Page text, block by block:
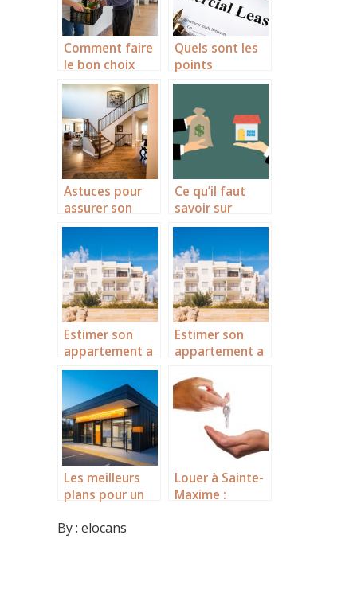
Comment faire
le bon choix
d’un EHPAD ?
Quels sont les
points
essentiels a
bail commercial
?
Astuces pour
assurer son
appartement
Ce qu’il faut
savoir sur
l’evaluation
immobiliere
Estimer son
appartement a
La Rochelle : les
astuces
incontournable
s
Estimer son
appartement a
astuces
incontournable
Les meilleurs
plans pour un
Nantes pas cher
Louer à Sainte-
Maxime :
By :elocans